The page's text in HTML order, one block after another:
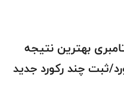
متر زنان/تامبری بهترین نتیجه
ثبت چند رکورد جدید